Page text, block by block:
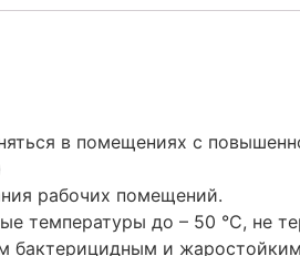
в помещениях с
рабочих помещений.
температуры до – 50 °С, не
бактерицидным и